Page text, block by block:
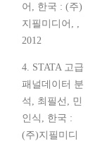
어, 한국 : (주)
지필미디어, ,
2012
4. STATA 고급
패널데이터 분
석, 최필선, 민
인식, 한국 :
(주)지필미디